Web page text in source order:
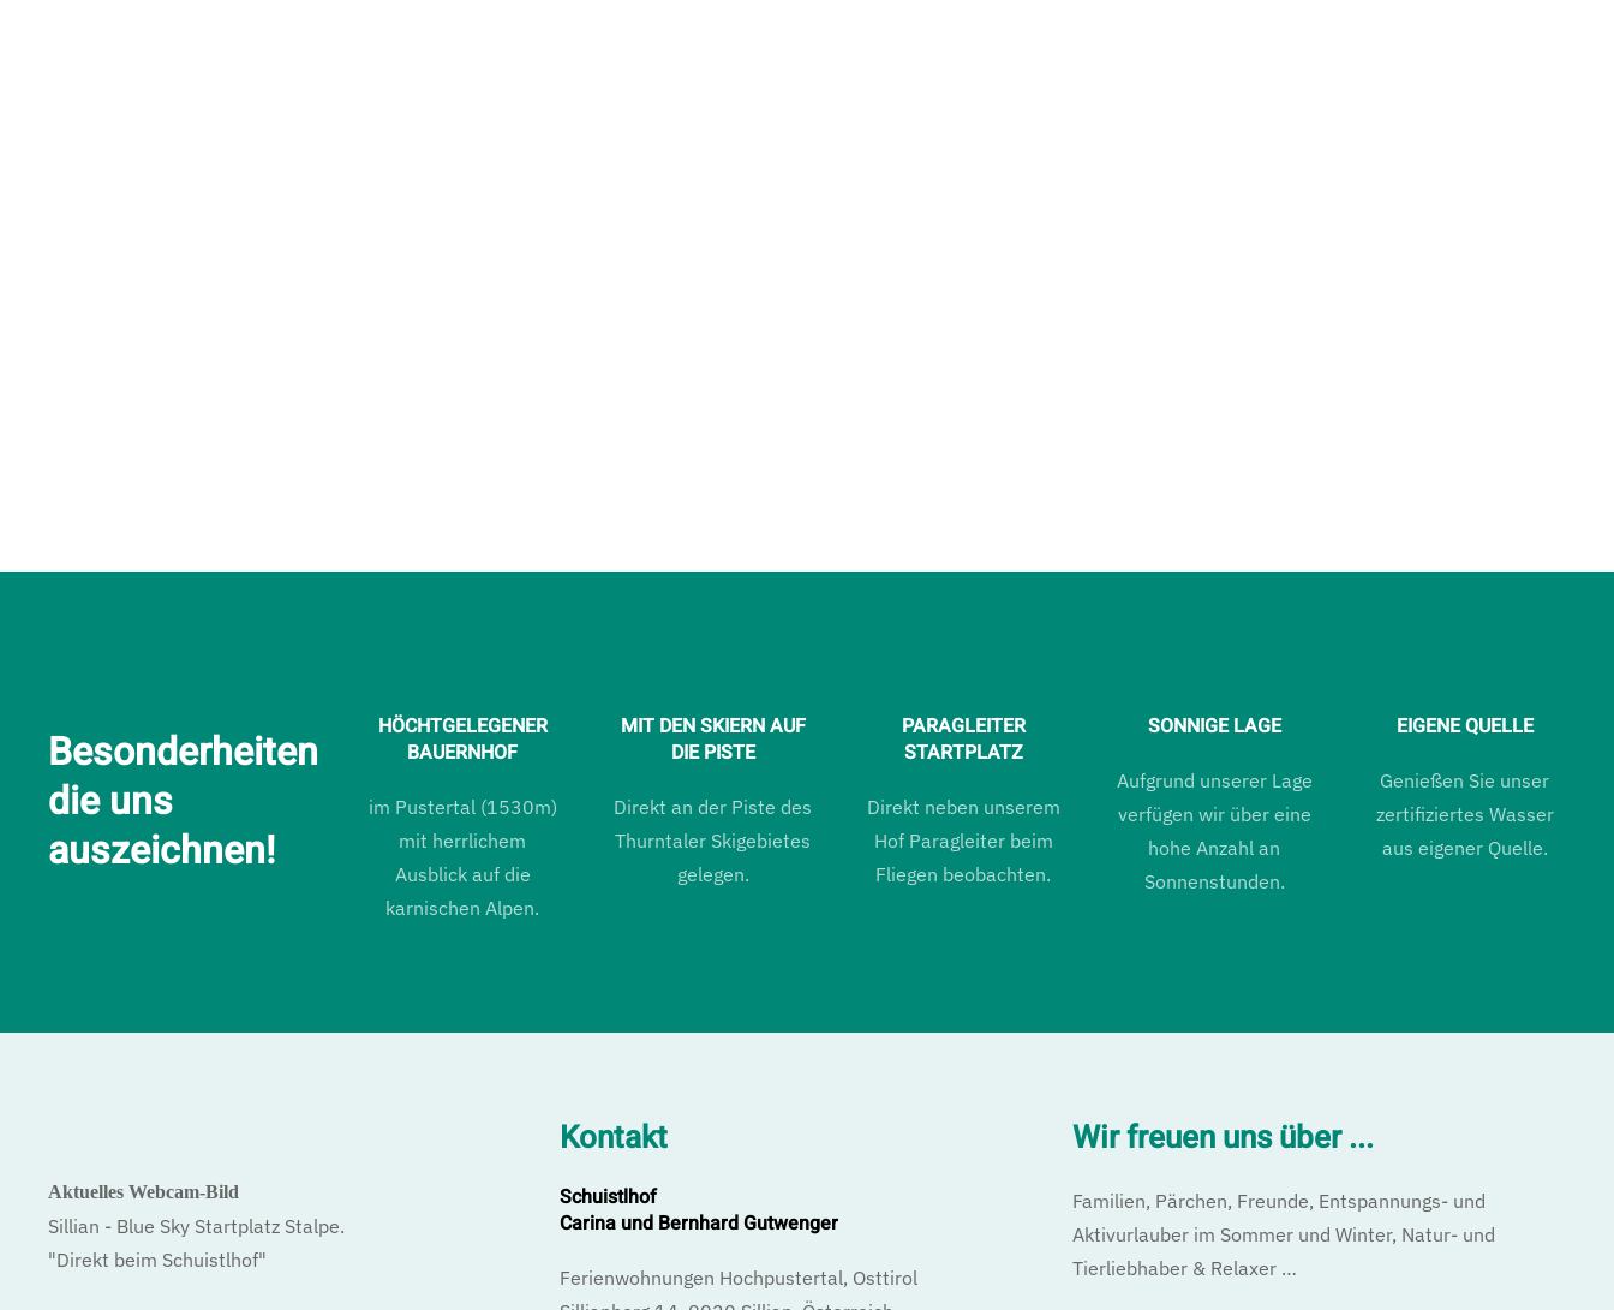
Besonderheiten
die uns
auszeichnen!
HÖCHTGELEGENER
BAUERNHOF
im Pustertal (1530m)
mit herrlichem
Ausblick auf die
karnischen Alpen.
MIT DEN SKIERN AUF
DIE PISTE
Direkt an der Piste des
Thurntaler Skigebietes
gelegen.
PARAGLEITER
STARTPLATZ
Direkt neben unserem
Hof Paragleiter beim
Fliegen beobachten.
SONNIGE LAGE
Aufgrund unserer Lage
verfügen wir über eine
hohe Anzahl an
Sonnenstunden.
EIGENE QUELLE
Genießen Sie unser
zertifiziertes Wasser
aus eigener Quelle.
Aktuelles Webcam-Bild
Sillian - Blue Sky Startplatz Stalpe.
"Direkt beim Schuistlhof"
Kontakt
Schuistlhof
Carina und Bernhard Gutwenger
Ferienwohnungen Hochpustertal, Osttirol
Wir freuen uns über ...
Familien, Pärchen, Freunde, Entspannungs- und
Aktivurlauber im Sommer und Winter, Natur- und
Tierliebhaber & Relaxer …